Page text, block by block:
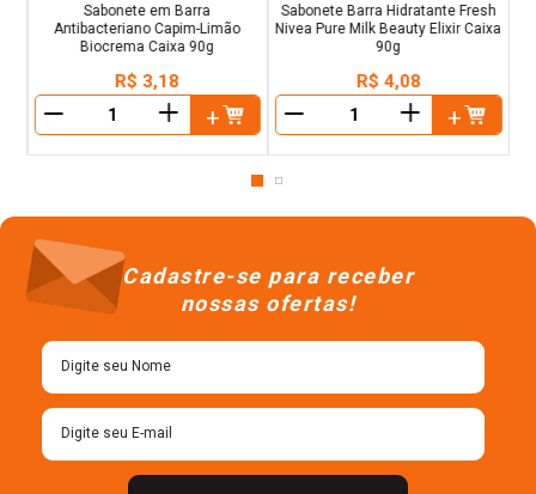
Sabonete em Barra
Antibacteriano Capim-Limão
Biocrema Caixa 90g
R$ 3,18
＋
Sabonete Barra Hidratante Fresh
Nivea Pure Milk Beauty Elixir Caixa
90g
R$ 4,08
＋
Cadastre-se para receber
nossas ofertas!